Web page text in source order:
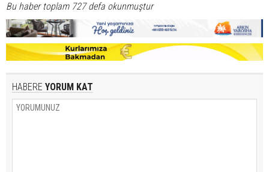
Bu haber toplam 727 defa okunmuştur
HABERE YORUM KAT